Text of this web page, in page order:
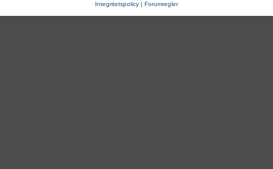
Integritetspolicy | Forumregler